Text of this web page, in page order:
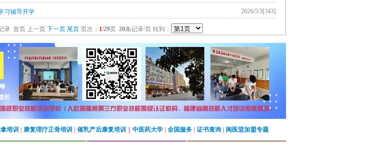
脏腑按摩、整脊正骨、催乳产康、软伤整复、徒手整形、足疗修脚等及中医师承专长医师班
习辅导开学 2026/5/3[343]
录 首页 上一页 下一页 尾页页次： 1/29页 20条记录/页 转到：
培训 康复理疗正骨培训 催乳产后康复培训 中医药大学 全国服务 证书查询 闽医堂加盟专题